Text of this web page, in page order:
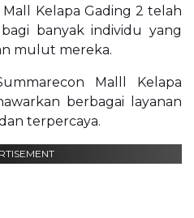
Kelapa Gading 2 telah
banyak individu yang
mulut mereka.
Malll Kelapa
berbagai layanan
terpercaya.